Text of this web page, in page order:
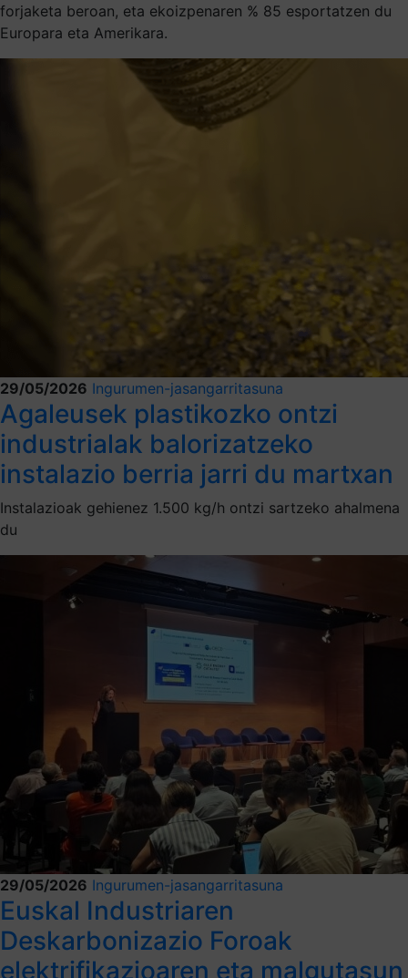
forjaketa beroan, eta ekoizpenaren % 85 esportatzen du
Europara eta Amerikara.
29/05/2026 Ingurumen-jasangarritasuna
Agaleusek plastikozko ontzi
industrialak balorizatzeko
instalazio berria jarri du martxan
Instalazioak gehienez 1.500 kg/h ontzi sartzeko ahalmena
du
29/05/2026 Ingurumen-jasangarritasuna
Euskal Industriaren
Deskarbonizazio Foroak
elektrifikazioaren eta malgutasun